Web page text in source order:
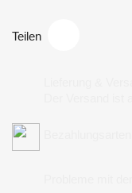
Teilen